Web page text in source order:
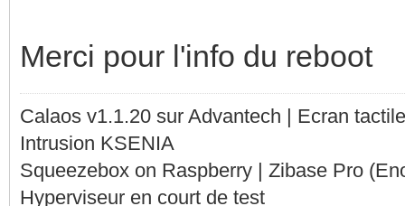
Merci pour l'info du reboot
Calaos v1.1.20 sur Advantech | Ecran
Intrusion KSENIA
Squeezebox on Raspberry | Zibase Pro
Hyperviseur en court de test